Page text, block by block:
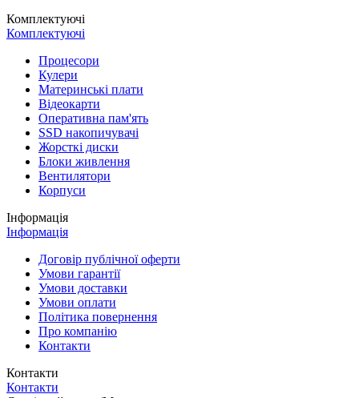
Комплектуючі
Комплектуючі
Процесори
Кулери
Материнські плати
Відеокарти
Оперативна пам'ять
SSD накопичувачі
Жорсткі диски
Блоки живлення
Вентилятори
Корпуси
Інформація
Інформація
Договір публічної оферти
Умови гарантії
Умови доставки
Умови оплати
Політика повернення
Про компанію
Контакти
Контакти
Контакти